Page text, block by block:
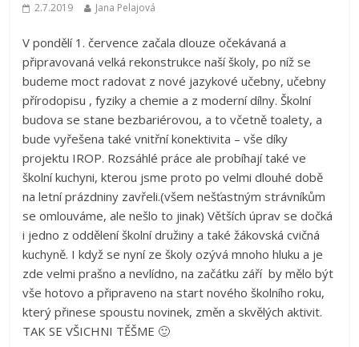
2.7.2019 Jana Pelajová
V pondělí 1. července začala dlouze očekávaná a
připravovaná velká rekonstrukce naší školy, po níž se
budeme moct radovat z nové jazykové učebny, učebny
přírodopisu , fyziky a chemie a z moderní dílny. Školní
budova se stane bezbariérovou, a to včetně toalety, a
bude vyřešena také vnitřní konektivita – vše díky
projektu IROP. Rozsáhlé práce ale probíhají také ve
školní kuchyni, kterou jsme proto po velmi dlouhé době
na letní prázdniny zavřeli.(všem nešťastným strávníkům
se omlouváme, ale nešlo to jinak) Větších úprav se dočká
i jedno z oddělení školní družiny a také žákovská cvičná
kuchyně. I když se nyní ze školy ozývá mnoho hluku a je
zde velmi prašno a nevlídno, na začátku září by mělo být
vše hotovo a připraveno na start nového školního roku,
který přinese spoustu novinek, změn a skvělých aktivit.
TAK SE VŠICHNI TĚŠME 🙂